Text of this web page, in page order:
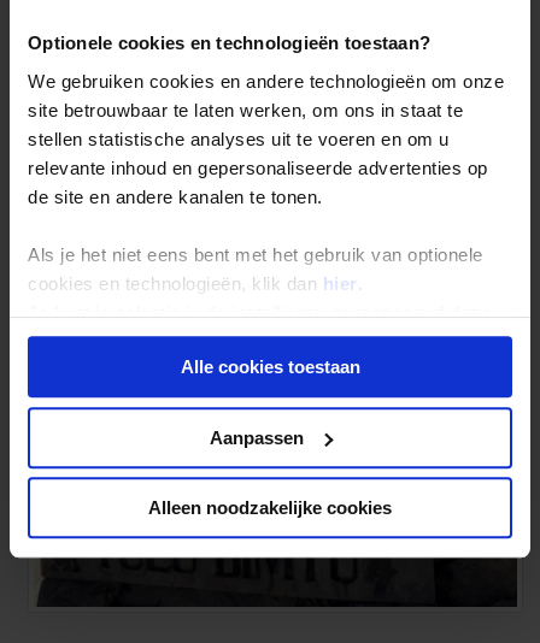
Optionele cookies en technologieën toestaan?
We gebruiken cookies en andere technologieën om onze
site betrouwbaar te laten werken, om ons in staat te
stellen statistische analyses uit te voeren en om u
relevante inhoud en gepersonaliseerde advertenties op
de site en andere kanalen te tonen.
Als je het niet eens bent met het gebruik van optionele
cookies en technologieën, klik dan hier .
Je kunt je selectie in de instellingen aanpassen of deze
onder aan de pagina op elk gewenst moment voor de
toekomst wijzigen.Alle cookies toestaan
Aanpassen
Alleen noodzakelijke cookies